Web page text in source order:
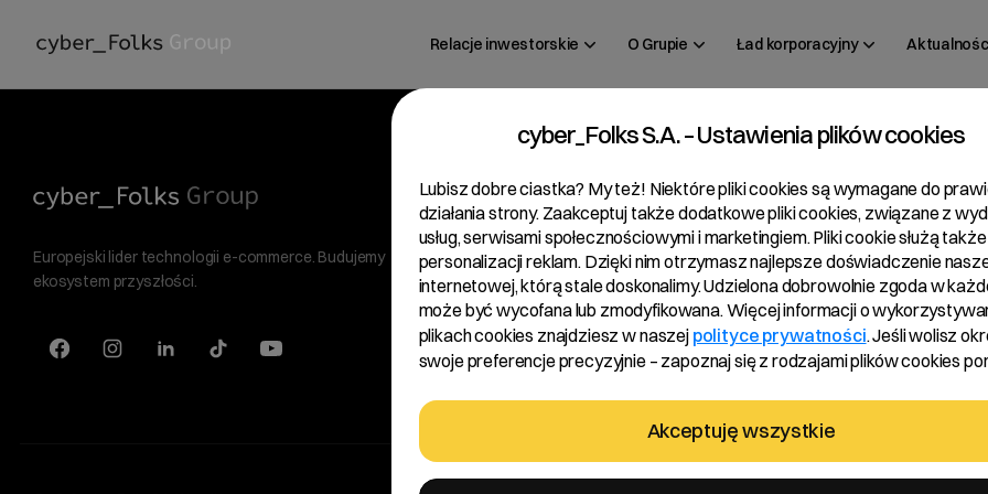
Relacje inwestorskie O Grupie Ład korporacyjny
Europejski lider technologii e-commerce. Budujemy
ekosystem przyszłości.
Relacje inwestorskie
Raporty
Kalendarium
Ład korporacyjny
Walne Zgromadzenia
Dywidenda
Dobre Praktyki
Dokumenty
cyber_Folks S.A. – Ustawienia plików cookies
Lubisz dobre ciastka? My też! Niektóre pliki cookies są wymagane do
działania strony. Zaakceptuj także dodatkowe pliki cookies, związane z
usług, serwisami społecznościowymi i marketingiem. Pliki cookie służą
personalizacji reklam. Dzięki nim otrzymasz najlepsze doświadczenie
internetowej, którą stale doskonalimy. Udzielona dobrowolnie zgoda w
może być wycofana lub zmodyfikowana. Więcej informacji o
plikach cookies znajdziesz w naszej polityce prywatności. Jeśli wolisz
swoje preferencje precyzyjnie – zapoznaj się z rodzajami plików cookies
Akceptuję wszystkie